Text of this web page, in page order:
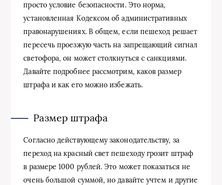
просто условие безопасности. Это норма,
установленная Кодексом об административных
правонарушениях. В общем, если пешеход решает
пересечь проезжую часть на запрещающий сигнал
светофора, он может столкнуться с санкциями.
Давайте подробнее рассмотрим, каков размер
штрафа и как его можно избежать.
Размер штрафа
Согласно действующему законодательству, за
переход на красный свет пешеходу грозит штраф
в размере 1000 рублей. Это может показаться не
очень большой суммой, но давайте учтем и другие